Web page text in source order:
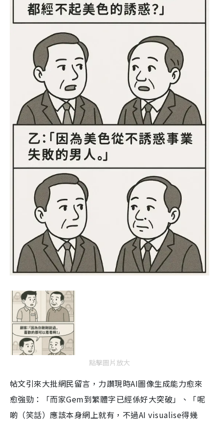
點擊圖片放大
帖文引來大批網民留言，力讚現時AI圖像生成能力愈來
愈強勁：「而家Gem到繁體字已經係好大突破」、「呢
啲（笑話）應該本身網上就有，不過AI visualise得幾